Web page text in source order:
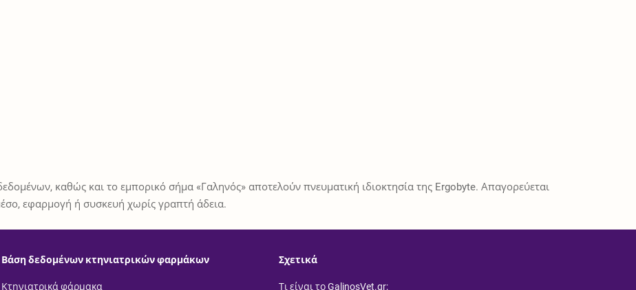
καθώς και το εμπορικό σήμα «Γαληνός» αποτελούν πνευματική ιδιοκτησία της Ergobyte. Απαγορεύεται
εφαρμογή ή συσκευή χωρίς γραπτή άδεια.
Βάση δεδομένων κτηνιατρικών φαρμάκων
Κτηνιατρικά φάρμακα
Σχετικά
Τι είναι το GalinosVet.gr;